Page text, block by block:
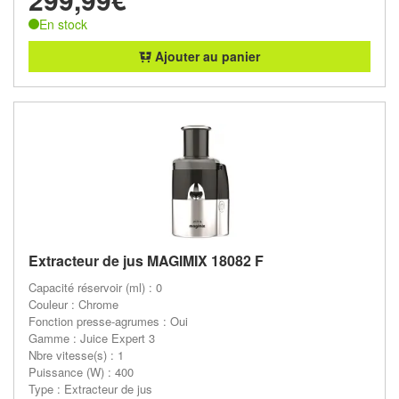
En stock
Ajouter au panier
Extracteur de jus MAGIMIX 18082 F
Capacité réservoir (ml) : 0
Couleur : Chrome
Fonction presse-agrumes : Oui
Gamme : Juice Expert 3
Nbre vitesse(s) : 1
Puissance (W) : 400
Type : Extracteur de jus